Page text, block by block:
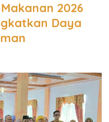
2026
Daya